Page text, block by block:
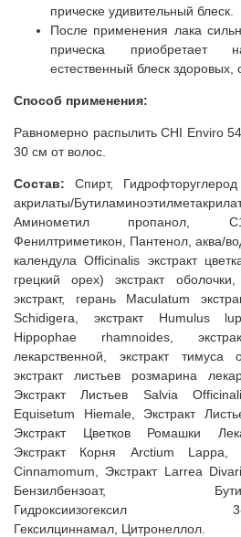
прическе удивительный блеск.
После применения лака
прическа
естественный блеск здоровых,
Способ применения:
Равномерно распылить CHI Enviro
30 см от волос.
Состав: Спирт,
акрилаты/
Аминометил пропанол,
Фенилтриметикон, Пантенол, аква/
календула Officinalis экстракт
грецкий орех) экстракт
экстракт, герань Maculatum
Schidigera, экстракт Humulus
Hippophae rhamnoides,
лекарственной, экстракт тимуса
экстракт листьев розмарина
Экстракт Листьев Salvia
Equisetum Hiemale, Экстракт
Экстракт Цветков Ромашки
Экстракт Корня Arctium Lappa,
Cinnamomum, Экстракт Larrea
Бензилбензоат,
Гидроксиизогексил 3-
Гексилциннамал, Цитронеллол.